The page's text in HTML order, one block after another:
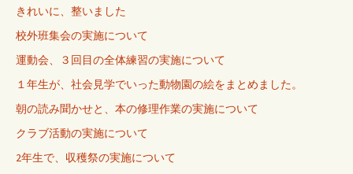
きれいに、整いました
校外班集会の実施について
運動会、３回目の全体練習の実施について
１年生が、社会見学でいった動物園の絵をまとめました。
朝の読み聞かせと、本の修理作業の実施について
クラブ活動の実施について
2年生で、収穫祭の実施について